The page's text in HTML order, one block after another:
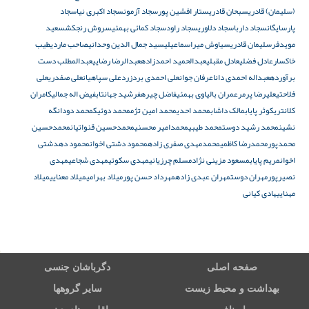
(سلیمان) قادریسبحان قادریستار افشین پورسجاد آزمونسجاد اکبری نیاسجاد
پارسایگانسجاد دارباسجاد دلاوریسجاد راودسجاد کمائی بهمئیسروش رنجکشسعید
مویدفرسلیمان ‌قادریسیاوش میراسماعیلیسید جمال الدین وحدانیصاحب ماردیطیب
خاکسارعادل فضلیعادل مقبلیعبدالحمید احمدزادهعبدالرضا رضاییعبدالمطلب دست
برآوردهعبداله احمدی داناعرفان جوانعلی احمدی بردزردعلی سپاهیانعلی صفدریعلی
فلاحتیعلیرضا پرمرعمران بالیاوی بهمئیفاضل چیرهفرشید جهانتابفیض اله جمالیکامران
کلانتریکوثر پایابمالک داشابمحمد احدیمحمد امین تژممحمد دوئیکمحمد دودانگه
نشینمحمد رشید دوستمحمد طیبیمحمدامیر محسنیمحمدحسین قنواتیانمحمدحسین
محمدپورمحمدرضا کاظمیمحمدمهدی صفری زادهمحمود دشتی اخوانمحمود دهدشتی
اخوانمریم پایابمسعود مزینی نژادمسلم چرزیانیمهدی سکوتیمهدی شجاعیمهدی
نصیرپورمهران دوستمهران عبدی زادهمهرداد حسن پورمیلاد بهرامیمیلاد معناییمیلاد
مهناییهادی کیانی
صفحه اصلی دگرباشان جنسی
بهداشت و محیط زیست سایر گروهها